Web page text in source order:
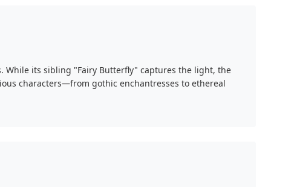
While its sibling "Fairy Butterfly" captures the light, the
characters—from gothic enchantresses to ethereal